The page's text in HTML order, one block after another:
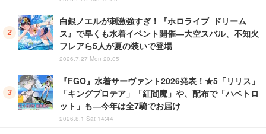
白銀ノエルが刺激強すぎ！『ホロライブ ドリーム
ス』で早くも水着イベント開催―大空スバル、不知火
フレアら5人が夏の装いで登場
2026.7.27 Mon 20:05
『FGO』水着サーヴァント2026発表！★5「リリス」
「キングプロテア」「紅閻魔」や、配布で「ハベトロ
ット」も―今年は全7騎でお届け
2026.8.1 Sat 14:44